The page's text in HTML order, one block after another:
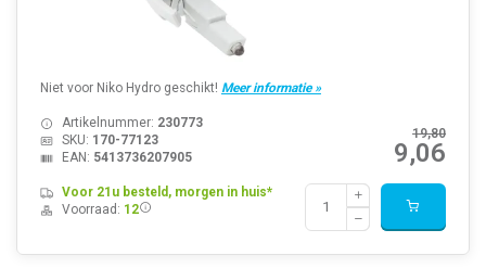
Niet voor Niko Hydro geschikt! Meer informatie »
19,80
9,06
Artikelnummer: 230773
SKU: 170-77123
EAN: 5413736207905
Voor 21u besteld, morgen in huis*
Voorraad: 12